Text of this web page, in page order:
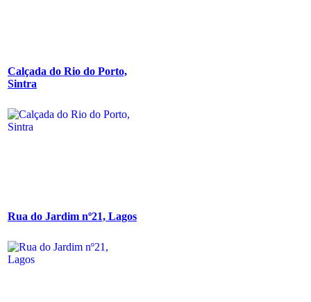
Calçada do Rio do Porto,
Sintra
Rua do Jardim nº21, Lagos